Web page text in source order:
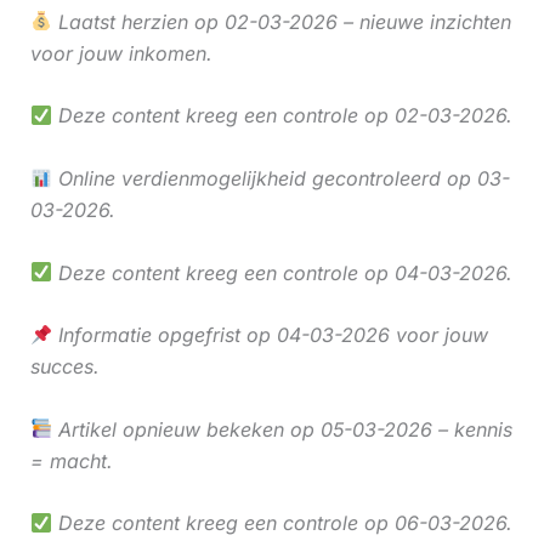
Laatst herzien op 02-03-2026 – nieuwe inzichten
voor jouw inkomen.
Deze content kreeg een controle op 02-03-2026.
Online verdienmogelijkheid gecontroleerd op 03-
03-2026.
Deze content kreeg een controle op 04-03-2026.
Informatie opgefrist op 04-03-2026 voor jouw
succes.
Artikel opnieuw bekeken op 05-03-2026 – kennis
= macht.
Deze content kreeg een controle op 06-03-2026.